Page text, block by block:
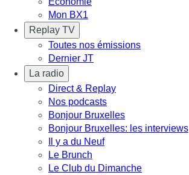
Mon BX1
Replay TV
Toutes nos émissions
Dernier JT
La radio
Direct & Replay
Nos podcasts
Bonjour Bruxelles
Bonjour Bruxelles: les interviews
Il y a du Neuf
Le Brunch
Le Club du Dimanche